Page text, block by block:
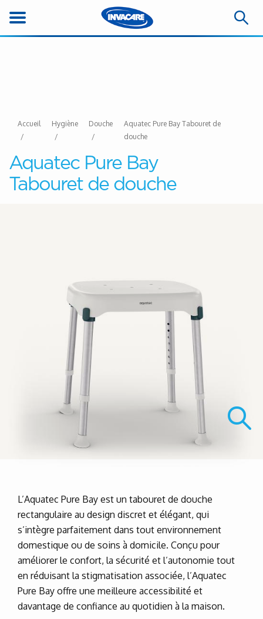
Accueil Hygiène Douche
Aquatec Pure Bay Tabouret de
douche
Aquatec Pure Bay
Tabouret de douche
L’Aquatec Pure Bay est un tabouret de douche
rectangulaire au design discret et élégant, qui
s’intègre parfaitement dans tout environnement
domestique ou de soins à domicile. Conçu pour
améliorer le confort, la sécurité et l’autonomie tout
en réduisant la stigmatisation associée, l’Aquatec
Pure Bay offre une meilleure accessibilité et
davantage de confiance au quotidien à la maison.